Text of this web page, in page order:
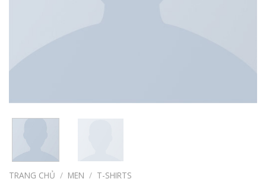
TRANG CHỦ / MEN / T-SHIRTS